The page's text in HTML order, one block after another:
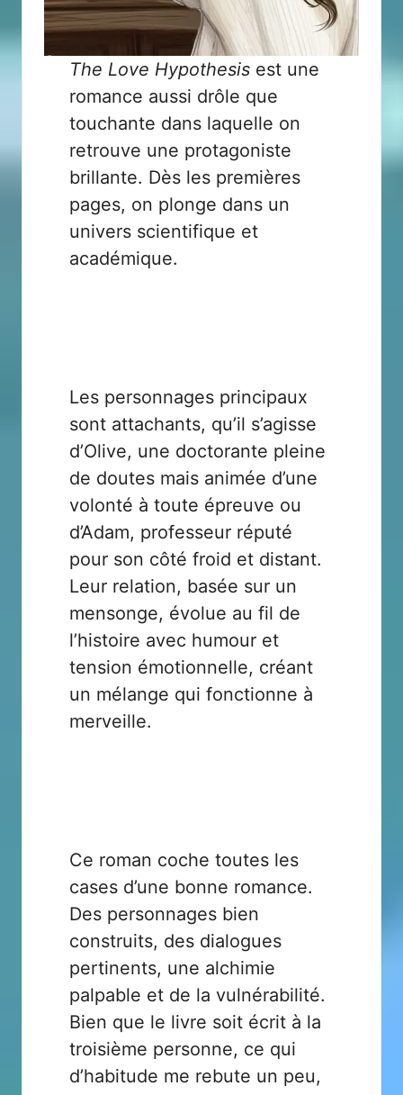
The Love Hypothesis est une
romance aussi drôle que
touchante dans laquelle on
retrouve une protagoniste
brillante. Dès les premières
pages, on plonge dans un
univers scientifique et
académique.
Les personnages principaux
sont attachants, qu’il s’agisse
d’Olive, une doctorante pleine
de doutes mais animée d’une
volonté à toute épreuve ou
d’Adam, professeur réputé
pour son côté froid et distant.
Leur relation, basée sur un
mensonge, évolue au fil de
l’histoire avec humour et
tension émotionnelle, créant
un mélange qui fonctionne à
merveille.
Ce roman coche toutes les
cases d’une bonne romance.
Des personnages bien
construits, des dialogues
pertinents, une alchimie
palpable et de la vulnérabilité.
Bien que le livre soit écrit à la
troisième personne, ce qui
d’habitude me rebute un peu,